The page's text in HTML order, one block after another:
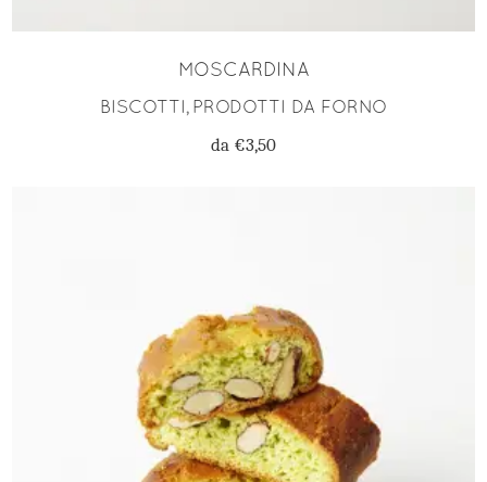
MOSCARDINA
BISCOTTI, PRODOTTI DA FORNO
da €3,50
SCEGLI